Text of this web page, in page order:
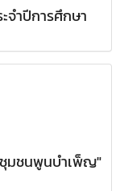
ำปีการศึกษา
มชนพูนบำเพ็ญ"